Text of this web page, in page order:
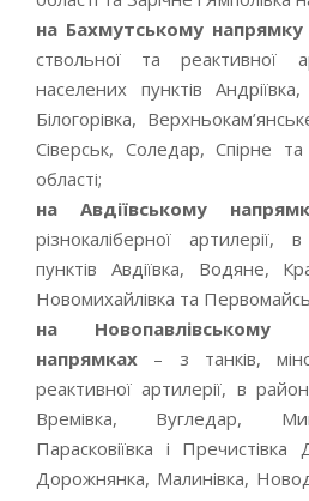
на Бахмутському напрямку
ствольної та реактивної
населених пунктів
Білогорівка,
Сіверськ, Соледар, Спірне
області;
на Авдіївському
різнокаліберної
пунктів Авдіївка, Водяне,
Новомихайлівка та
на Новопавлівському
напрямках – з танків,
реактивної артилерії, в
Времівка, Вугледар,
Парасковіївка і
Дорожнянка, Малинівка,